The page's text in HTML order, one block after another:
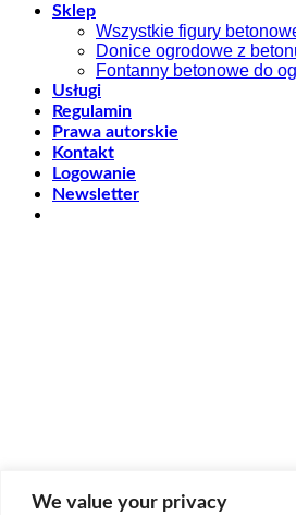
We value your privacy
Sklep
Wszystkie figury
Donice ogrodowe z
Fontanny betonowe do
Usługi
Regulamin
Prawa autorskie
Kontakt
Logowanie
Newsletter